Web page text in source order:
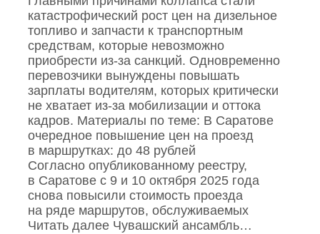
катастрофический рост цен на дизельное
топливо и запчасти к транспортным
средствам, которые невозможно
приобрести из‑за санкций. Одновременно
перевозчики вынуждены повышать
зарплаты водителям, которых критически
не хватает из‑за мобилизации и оттока
кадров. Материалы по теме: В Саратове
очередное повышение цен на проезд
в маршрутках: до 48 рублей
Согласно опубликованному реестру,
в Саратове с 9 и 10 октября 2025 года
снова повысили стоимость проезда
на ряде маршрутов, обслуживаемых
Читать далее Чувашский ансамбль…